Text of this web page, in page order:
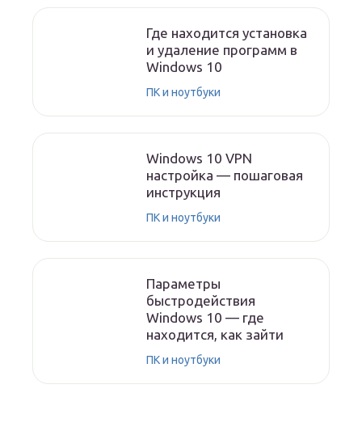
Где находится установка
и удаление программ в
Windows 10
ПК и ноутбуки
Windows 10 VPN
настройка — пошаговая
инструкция
ПК и ноутбуки
Параметры
быстродействия
Windows 10 — где
находится, как зайти
ПК и ноутбуки